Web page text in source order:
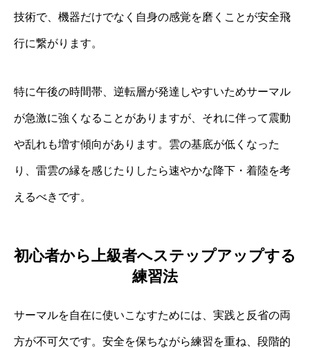
技術で、機器だけでなく自身の感覚を磨くことが安全飛
行に繋がります。
特に午後の時間帯、逆転層が発達しやすいためサーマル
が急激に強くなることがありますが、それに伴って震動
や乱れも増す傾向があります。雲の基底が低くなった
り、雷雲の縁を感じたりしたら速やかな降下・着陸を考
えるべきです。
初心者から上級者へステップアップする
練習法
サーマルを自在に使いこなすためには、実践と反省の両
方が不可欠です。安全を保ちながら練習を重ね、段階的